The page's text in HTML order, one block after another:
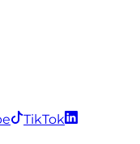
TikTok